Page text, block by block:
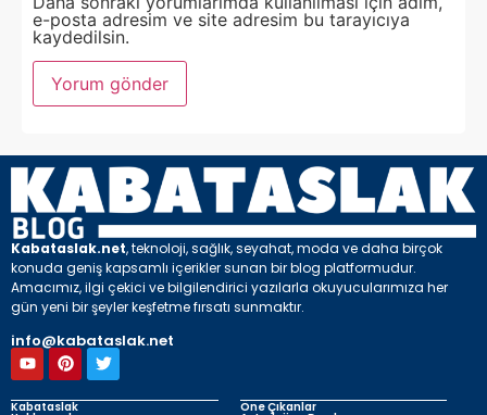
e-posta adresim ve site adresim bu tarayıcıya
kaydedilsin.
Kabataslak.net, teknoloji, sağlık, seyahat, moda ve daha birçok
konuda geniş kapsamlı içerikler sunan bir blog platformudur.
Amacımız, ilgi çekici ve bilgilendirici yazılarla okuyucularımıza her
gün yeni bir şeyler keşfetme fırsatı sunmaktır.
info@kabataslak.net
Kabataslak Öne Çıkanlar